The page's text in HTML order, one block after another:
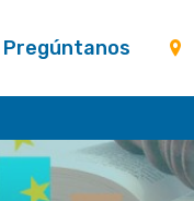
Pregúntanos